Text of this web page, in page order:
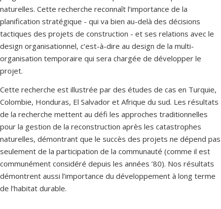
naturelles. Cette recherche reconnaît l’importance de la
planification stratégique - qui va bien au-delà des décisions
tactiques des projets de construction - et ses relations avec le
design organisationnel, c’est-à-dire au design de la multi-
organisation temporaire qui sera chargée de développer le
projet.
Cette recherche est illustrée par des études de cas en Turquie,
Colombie, Honduras, El Salvador et Afrique du sud. Les résultats
de la recherche mettent au défi les approches traditionnelles
pour la gestion de la reconstruction après les catastrophes
naturelles, démontrant que le succès des projets ne dépend pas
seulement de la participation de la communauté (comme il est
communément considéré depuis les années ’80). Nos résultats
démontrent aussi l’importance du développement à long terme
de l’habitat durable.